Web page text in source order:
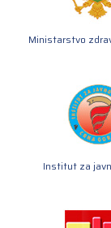
Ministarstvo
Institut za